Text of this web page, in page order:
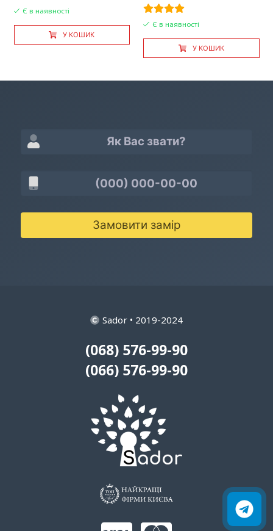
Є в наявності
У КОШИК
Є в наявності
У КОШИК
Замовити замір
Sador • 2019-2024
(068) 576-99-90
(066) 576-99-90